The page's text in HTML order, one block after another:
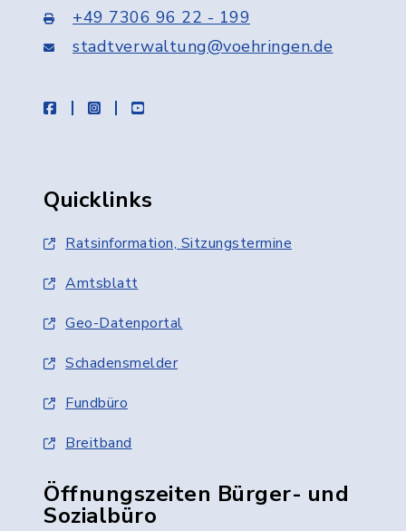
+49 7306 96 22 - 199
stadtverwaltung@voehringen.de
facebookinstagramyoutube
Quicklinks
Ratsinformation, Sitzungstermine
Amtsblatt
Geo-Datenportal
Schadensmelder
Fundbüro
Breitband
Öffnungszeiten Bürger- und
Sozialbüro